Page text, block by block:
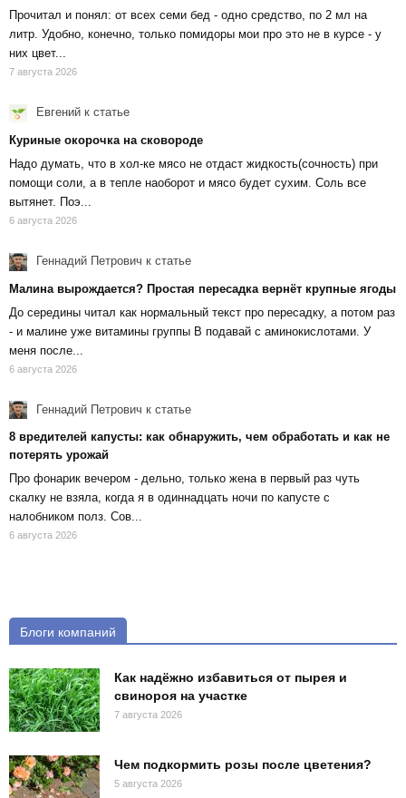
Прочитал и понял: от всех семи бед - одно средство, по 2 мл на
литр. Удобно, конечно, только помидоры мои про это не в курсе - у
них цвет...
7 августа 2026
Евгений к статье
Куриные окорочка на сковороде
Надо думать, что в хол-ке мясо не отдаст жидкость(сочность) при
помощи соли, а в тепле наоборот и мясо будет сухим. Соль все
вытянет. Поэ...
6 августа 2026
Геннадий Петрович к статье
Малина вырождается? Простая пересадка вернёт крупные ягоды
До середины читал как нормальный текст про пересадку, а потом раз
- и малине уже витамины группы В подавай с аминокислотами. У
меня после...
6 августа 2026
Геннадий Петрович к статье
8 вредителей капусты: как обнаружить, чем обработать и как не
потерять урожай
Про фонарик вечером - дельно, только жена в первый раз чуть
скалку не взяла, когда я в одиннадцать ночи по капусте с
налобником полз. Сов...
6 августа 2026
Блоги компаний
Как надёжно избавиться от пырея и
свинороя на участке
7 августа 2026
Чем подкормить розы после цветения?
5 августа 2026